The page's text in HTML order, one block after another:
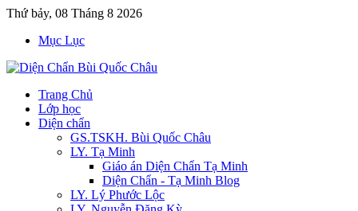
Thứ bảy, 08 Tháng 8 2026
Mục Lục
Trang Chủ
Lớp học
Diện chẩn
GS.TSKH. Bùi Quốc Châu
LY. Tạ Minh
Giáo án Diện Chẩn Tạ Minh
Diện Chẩn - Tạ Minh Blog
LY. Lý Phước Lộc